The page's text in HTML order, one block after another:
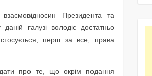
Президента та
галузі володіє достатньо
перш за все, права
про те, що окрім подання